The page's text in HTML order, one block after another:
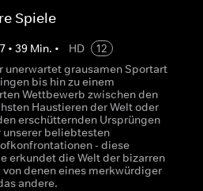
Spiele
7• 39Min. • HD
12
unerwartet grausamen Sportart
bis hin zu einem
Wettbewerb zwischen den
Haustieren der Welt oder
erschütternden Ursprüngen
beliebtesten
- diese
erkundet die Welt der bizarren
von denen eines merkwürdiger
andere.